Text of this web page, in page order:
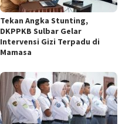
Tekan Angka Stunting,
DKPPKB Sulbar Gelar
Intervensi Gizi Terpadu di
Mamasa